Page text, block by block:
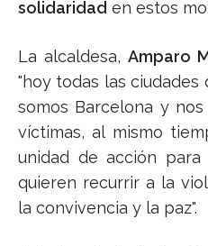
solidaridad en estos
La alcaldesa, Amparo
"hoy todas las ciudades
somos Barcelona y
víctimas, al mismo
unidad de acción
quieren recurrir a la
la convivencia y la paz".